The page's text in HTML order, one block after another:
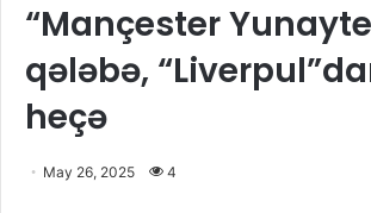
“Mançester
qələbə,
heçə
May 26, 2025 4